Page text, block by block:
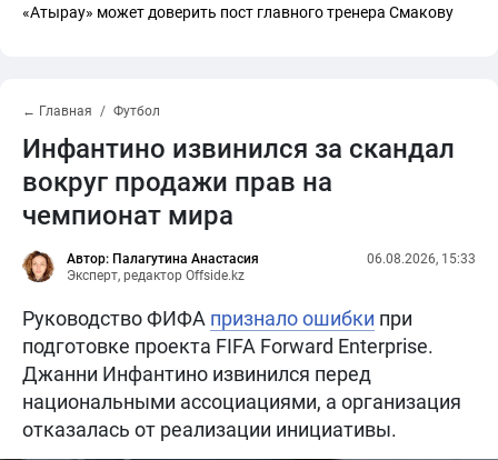
«Атырау» может доверить пост главного тренера Смакову
← Главная Футбол
Инфантино извинился за скандал
вокруг продажи прав на
чемпионат мира
Автор: Палагутина Анастасия
Эксперт, редактор Offside.kz
06.08.2026, 15:33
Руководство ФИФА признало ошибки при
подготовке проекта FIFA Forward Enterprise.
Джанни Инфантино извинился перед
национальными ассоциациями, а организация
отказалась от реализации инициативы.